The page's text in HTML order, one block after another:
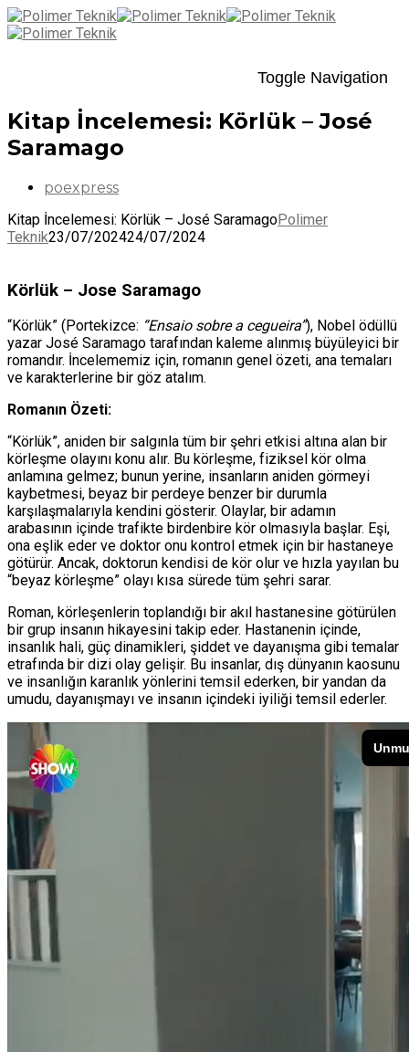
Toggle Navigation
Kitap İncelemesi: Körlük – José
Saramago
poexpress
Kitap İncelemesi: Körlük – José SaramagoPolimer
Teknik23/07/202424/07/2024
Körlük – Jose Saramago
“Körlük” (Portekizce: “Ensaio sobre a cegueira”), Nobel ödüllü
yazar José Saramago tarafından kaleme alınmış büyüleyici bir
romandır. İncelememiz için, romanın genel özeti, ana temaları
ve karakterlerine bir göz atalım.
Romanın Özeti:
“Körlük”, aniden bir salgınla tüm bir şehri etkisi altına alan bir
körleşme olayını konu alır. Bu körleşme, fiziksel kör olma
anlamına gelmez; bunun yerine, insanların aniden görmeyi
kaybetmesi, beyaz bir perdeye benzer bir durumla
karşılaşmalarıyla kendini gösterir. Olaylar, bir adamın
arabasının içinde trafikte birdenbire kör olmasıyla başlar. Eşi,
ona eşlik eder ve doktor onu kontrol etmek için bir hastaneye
götürür. Ancak, doktorun kendisi de kör olur ve hızla yayılan bu
“beyaz körleşme” olayı kısa sürede tüm şehri sarar.
Roman, körleşenlerin toplandığı bir akıl hastanesine götürülen
bir grup insanın hikayesini takip eder. Hastanenin içinde,
insanlık hali, güç dinamikleri, şiddet ve dayanışma gibi temalar
etrafında bir dizi olay gelişir. Bu insanlar, dış dünyanın kaosunu
ve insanlığın karanlık yönlerini temsil ederken, bir yandan da
umudu, dayanışmayı ve insanın içindeki iyiliği temsil ederler.